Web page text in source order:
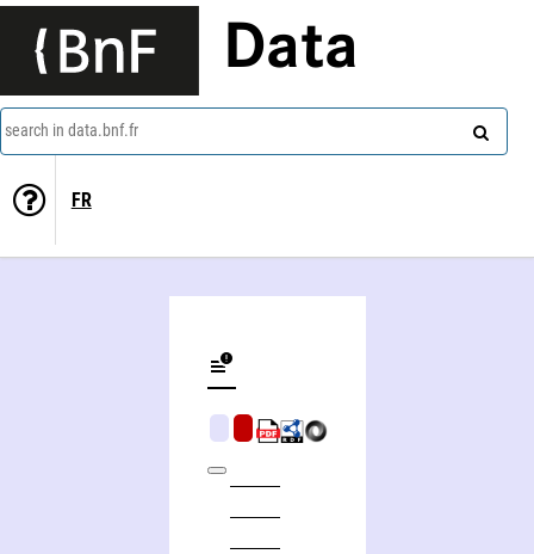
Data
search in data.bnf.fr
FR